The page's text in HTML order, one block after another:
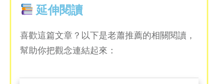
延伸閱讀
喜歡這篇文章？以下是老蕭推薦的相關閱讀，
幫助你把觀念連結起來：